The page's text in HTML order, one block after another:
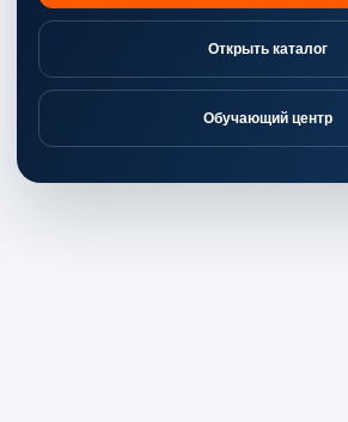
Открыть каталог
Обучающий центр